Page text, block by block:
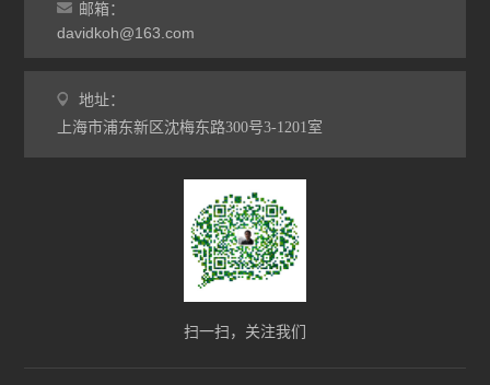
邮箱：
davidkoh@163.com
地址：
上海市浦东新区沈梅东路300号3-1201室
扫一扫，关注我们